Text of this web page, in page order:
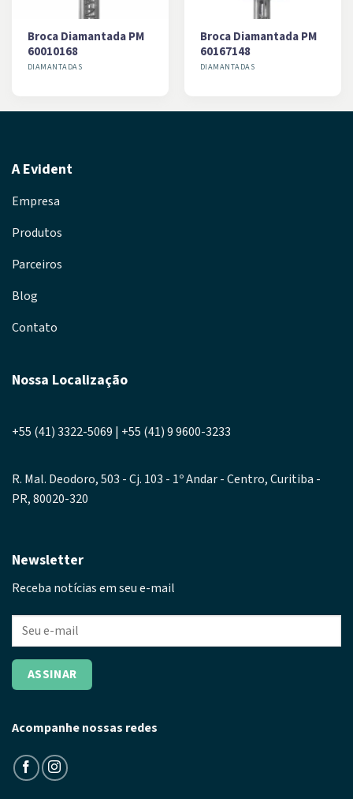
DIAMANTADAS
Broca Diamantada PM
60010168
DIAMANTADAS
Broca Diamantada PM
60167148
A Evident
Empresa
Produtos
Parceiros
Blog
Contato
Nossa Localização
+55 (41) 3322-5069 | +55 (41) 9 9600-3233
R. Mal. Deodoro, 503 - Cj. 103 - 1º Andar - Centro, Curitiba -
PR, 80020-320
Newsletter
Receba notícias em seu e-mail
Acompanhe nossas redes